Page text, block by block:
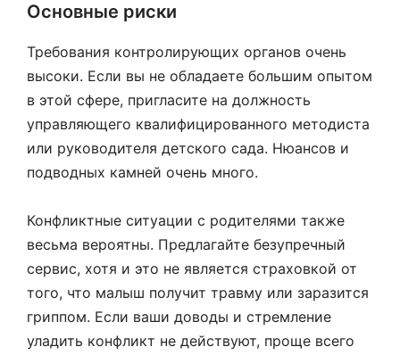
Основные риски
Требования контролирующих органов очень
высоки. Если вы не обладаете большим опытом
в этой сфере, пригласите на должность
управляющего квалифицированного методиста
или руководителя детского сада. Нюансов и
подводных камней очень много.
Конфликтные ситуации с родителями также
весьма вероятны. Предлагайте безупречный
сервис, хотя и это не является страховкой от
того, что малыш получит травму или заразится
гриппом. Если ваши доводы и стремление
уладить конфликт не действуют, проще всего